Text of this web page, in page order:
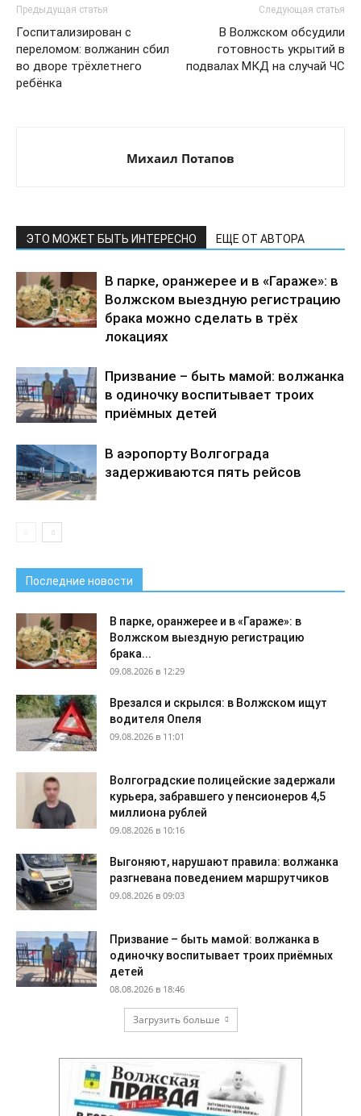
Предыдущая статья
Госпитализирован с
переломом: волжанин сбил
во дворе трёхлетнего
ребёнка
Следующая статья
В Волжском обсудили
готовность укрытий в
подвалах МКД на случай ЧС
Михаил Потапов
ЭТО МОЖЕТ БЫТЬ ИНТЕРЕСНО ЕЩЕ ОТ АВТОРА
В парке, оранжерее и в «Гараже»: в
Волжском выездную регистрацию
брака можно сделать в трёх
локациях
Призвание – быть мамой: волжанка
в одиночку воспитывает троих
приёмных детей
В аэропорту Волгограда
задерживаются пять рейсов
Последние новости
В парке, оранжерее и в «Гараже»: в
Волжском выездную регистрацию
брака...
09.08.2026 в 12:29
Врезался и скрылся: в Волжском ищут
водителя Опеля
09.08.2026 в 11:01
Волгоградские полицейские задержали
курьера, забравшего у пенсионеров 4,5
миллиона рублей
09.08.2026 в 10:16
Выгоняют, нарушают правила: волжанка
разгневана поведением маршрутчиков
09.08.2026 в 09:03
Призвание – быть мамой: волжанка в
одиночку воспитывает троих приёмных
детей
08.08.2026 в 18:46
Загрузить больше